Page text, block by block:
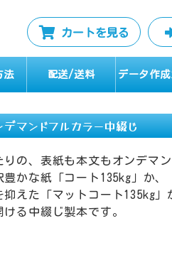
カートを見る
法 配送/送料 データ作
マンドフルカラー中綴じ
の、表紙も本文もオンデマ
かな紙「コート135kg」か、
えた「マットコート135kg」
る中綴じ製本です。